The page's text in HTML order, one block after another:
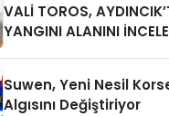
VALİ TOROS,
YANGINI ALANINI
Suwen, Yeni Nesil
Algısını Değiştiriyor